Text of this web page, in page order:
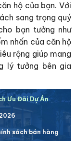
hộ của bạn. Với
sang trọng quý
bạn tưởng như
nhấn của căn hộ
rộng giúp mang
lý tưởng bên gia
Ưu Đãi Dự Án
sách bán hàng